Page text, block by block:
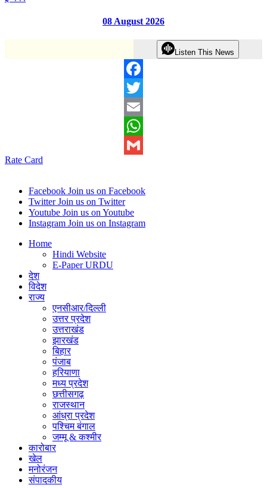
08 August 2026
Listen This News
Facebook
Twitter
Email
WhatsApp
Rate Card
Facebook Join us on Facebook
Twitter Join us on Twitter
Youtube Join us on Youtube
Instagram Join us on Instagram
Home
Hindi Website
E-Paper URDU
देश
विदेश
राज्य
एनसीआर/दिल्ली
उत्तर प्रदेश
उत्तराखंड
झारखंड
बिहार
पंजाब
हरियाणा
मध्य प्रदेश
छत्तीसगढ़
राजस्थान
आंध्रा प्रदेश
पश्चिम बंगाल
जम्मू & कश्मीर
कारोबार
खेल
मनोरंजन
संपादकीय